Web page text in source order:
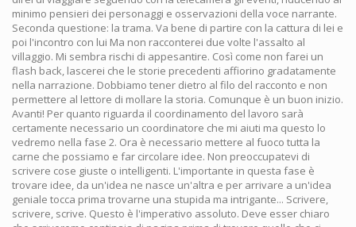
minimo pensieri dei personaggi e osservazioni della voce narrante.
Seconda questione: la trama. Va bene di partire con la cattura di lei e
poi l'incontro con lui Ma non racconterei due volte l'assalto al
villaggio. Mi sembra rischi di appesantire. Così come non farei un
flash back, lascerei che le storie precedenti affiorino gradatamente
nella narrazione. Dobbiamo tener dietro al filo del racconto e non
permettere al lettore di mollare la storia. Comunque è un buon inizio.
Avanti! Per quanto riguarda il coordinamento del lavoro sarà
certamente necessario un coordinatore che mi aiuti ma questo lo
vedremo nella fase 2. Ora è necessario mettere al fuoco tutta la
carne che possiamo e far circolare idee. Non preoccupatevi di
scrivere cose giuste o intelligenti. L'importante in questa fase è
trovare idee, da un'idea ne nasce un'altra e per arrivare a un'idea
geniale tocca prima trovarne una stupida ma intrigante... Scrivere,
scrivere, scrive. Questo è l'imperativo assoluto. Deve esser chiaro